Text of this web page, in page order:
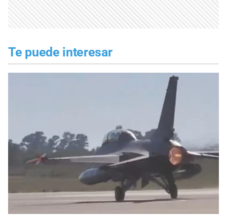
Te puede interesar